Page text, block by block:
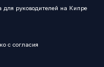
для руководителей на Кипре
с согласия